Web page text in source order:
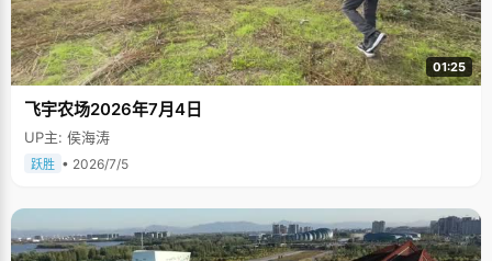
01:25
飞宇农场2026年7月4日
UP主: 侯海涛
跃胜 • 2026/7/5